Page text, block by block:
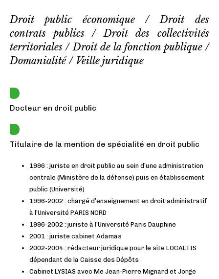
Droit public économique / Droit des
contrats publics / Droit des collectivités
territoriales / Droit de la fonction publique /
Domanialité / Veille juridique
Docteur en droit public
Titulaire de la mention de spécialité en droit public
1996 : juriste en droit public au sein d’une administration
centrale (Ministère de la défense) puis en établissement
public (Université)
1996-2002 : chargé d’enseignement en droit administratif
à l’Université PARIS NORD
1996-2002 : juriste à l’Université Paris Dauphine
2001 : juriste cabinet Adamas
2002-2004 : rédacteur juridique pour le site LOCALTIS
dépendant de la Caisse des Dépôts
Cabinet LYSIAS avec Me Jean-Pierre Mignard et Jorge